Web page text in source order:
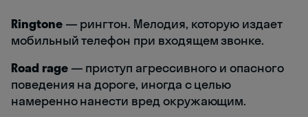
Ringtone— рингтон. Мелодия, которую издает
мобильный телефон при входящем звонке.
Road rage— приступ агрессивного и опасного
поведения на дороге, иногда с целью
намеренно нанести вред окружающим.